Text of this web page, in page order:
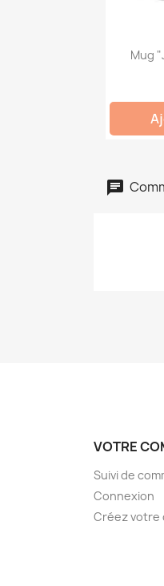
Mug
VOTRE
Suivi de
Connexion
Créez votre